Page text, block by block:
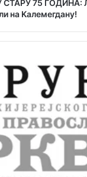
75 ГОДИНА:
на Kалемегдану!